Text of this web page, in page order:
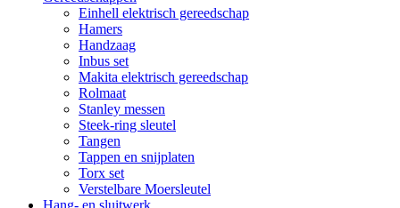
Einhell elektrisch gereedschap
Hamers
Handzaag
Inbus set
Makita elektrisch gereedschap
Rolmaat
Stanley messen
Steek-ring sleutel
Tangen
Tappen en snijplaten
Torx set
Verstelbare Moersleutel